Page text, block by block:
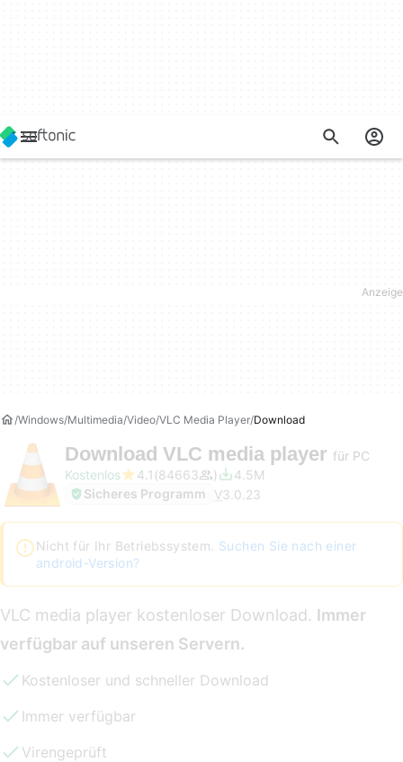
Windows Multimedia Video VLC Media Player Download
Download VLC media player für PC
Kostenlos
4.1 84663
4.5M
Sicheres Programm
V3.0.23
Nicht für Ihr Betriebssystem. Suchen Sie nach einer
android-Version?
VLC media player kostenloser Download. Immer
verfügbar auf unseren Servern.
Kostenloser und schneller Download
Immer verfügbar
Virengeprüft